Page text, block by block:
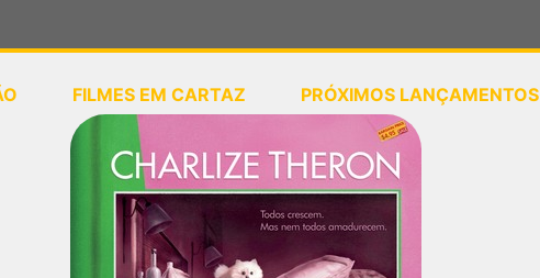
ou selecione sua localização
FILMES EM CARTAZ PRÓXIMOS LANÇAMENTOS